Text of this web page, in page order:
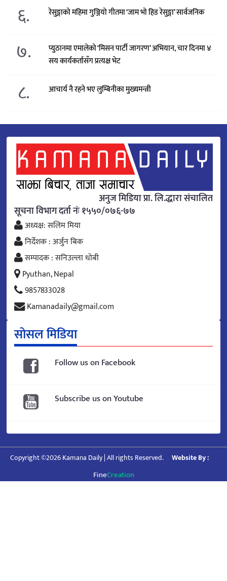
६. रेसुङ्गाको महिमा गुञ्जियो गीतमा ‘जाम भो हिड रेसुङ्गा’ सार्वजनिक
७.
प्युठानमा एमालेको ‘मिसन पार्टी जागरण’ अभियान, चार दिनमा ४
सय कार्यकर्तासँग प्रत्यक्ष भेट
८. आचार्य नै रहने भए लुम्बिनीका मुख्यमन्त्री
अनुज मिडिया प्रा. लि.द्धारा संचालित
सूचना विभाग दर्ता नंः १५५०/०७६-७७
अध्यक्ष: सलिम मिया
निर्देशक : अर्जुन बिक
सम्पादक : सनिउल्ला धोबी
Pyuthan, Nepal
9857833028
Kamanadaily@gmail.com
सोसल मिडिया
Follow us on Facebook
Subscribe us on Youtube
Copyright ©2026 Kamana Daily | All rights Reserved. Website By :
FineCreation